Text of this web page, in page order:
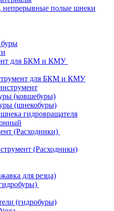
полые шнеки
для БКМ и КМУ
для БКМ и КМУ
(ковшебуры)
(шнекобуры)
гидровращателя
(Расходники)
(Расходники)
для резца)
(гидробуры)